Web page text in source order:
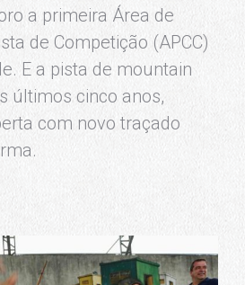
a primeira Área de
de Competição (APCC)
E a pista de mountain
últimos cinco anos,
com novo traçado